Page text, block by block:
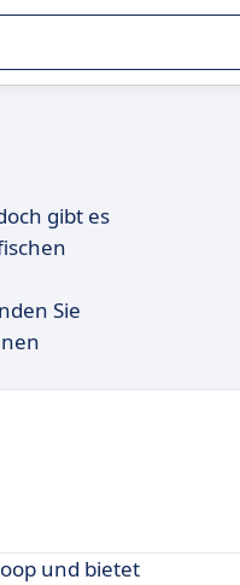
gibt es
Sie
und bietet